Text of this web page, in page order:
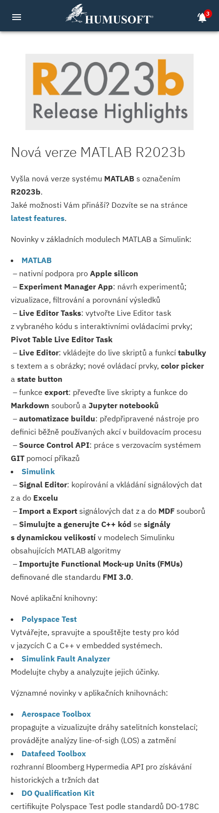
menu notifications_active3
Nová verze MATLAB R2023b
Vyšla nová verze systému MATLAB s označením
R2023b.
Jaké možnosti Vám přináší? Dozvíte se na stránce
latest features.
Novinky v základních modulech MATLAB a Simulink:
MATLAB
– nativní podpora proApple silicon
– Experiment Manager App: návrh experimentů;
vizualizace, filtrování a porovnání výsledků
– Live Editor Tasks: vytvořte Live Editor task
z vybraného kódu s interaktivními ovládacími prvky;
Pivot Table Live Editor Task
– Live Editor: vkládejte do live skriptů a funkcítabulky
s textem a s obrázky; nové ovládací prvky,color picker
astate button
– funkceexport: převeďte live skripty a funkce do
Markdown souborů aJupyter notebooků
–automatizace buildu: předpřipravené nástroje pro
definici běžně používaných akcí v buildovacím procesu
–Source Control API: práce s verzovacím systémem
GIT pomocí příkazů
Simulink
–Signal Editor: kopírování a vkládání signálových dat
z a do Excelu
–Import a Export signálových dat z a do MDF souborů
–Simulujte a generujte C++ kód sesignály
s dynamickou velikostí v modelech Simulinku
obsahujících MATLAB algoritmy
–Importujte Functional Mock-up Units (FMUs)
definované dle standardu FMI 3.0.
​Nové aplikační knihovny:
Polyspace Test
Vytvářejte, spravujte a spouštějte testy pro kód
v jazycích C a C++ v embedded systémech.
Simulink Fault Analyzer
Modelujte chyby a analyzujte jejich účinky.
Významné novinky v aplikačních knihovnách:
Aerospace Toolbox
propagujte a vizualizujte dráhy satelitních konstelací;
provádějte analýzy line-of-sigh (LOS) a zatmění
Datafeed Toolbox
rozhranní Bloomberg Hypermedia API pro získávání
historických a tržních dat
DO Qualification Kit
certifikujte Polyspace Test podle standardů DO-178C